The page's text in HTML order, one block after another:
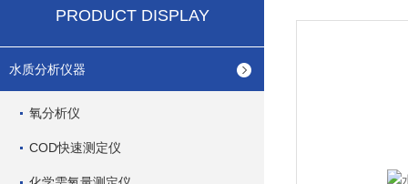
PRODUCT DISPLAY
水质分析仪器
氧分析仪
COD快速测定仪